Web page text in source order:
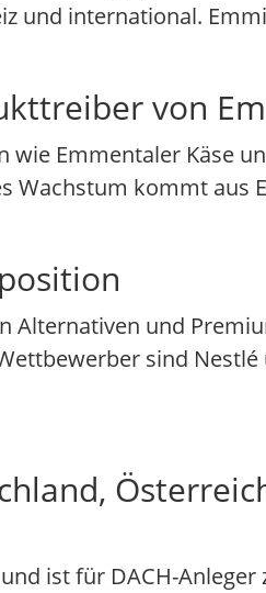
und international.
von
Emmentaler Käse
Wachstum kommt aus
Alternativen und
sind
ist für DACH-